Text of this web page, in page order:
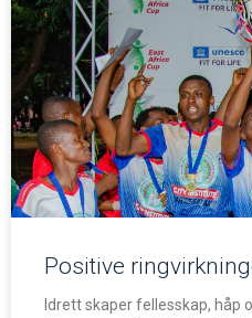
Positive
Idrett skaper fellesskap, håp